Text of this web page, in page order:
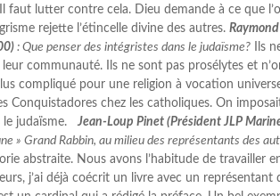
faut lutter contre cela. Dieu demande à ce que
rejette l’étincelle divine des autres.
: Que penser des intégristes dans le judaïsme? Ils
communauté. Ils ne sont pas prosélytes et
compliqué pour une religion à vocation
Conquistadores chez les catholiques. On
le judaïsme.Jean-Loup Pinet (Président JLP
» Grand Rabbin, au milieu des représentants des
abstraite. Nous avons l’habitude de travailler
j’ai déjà coécrit un livre avec un